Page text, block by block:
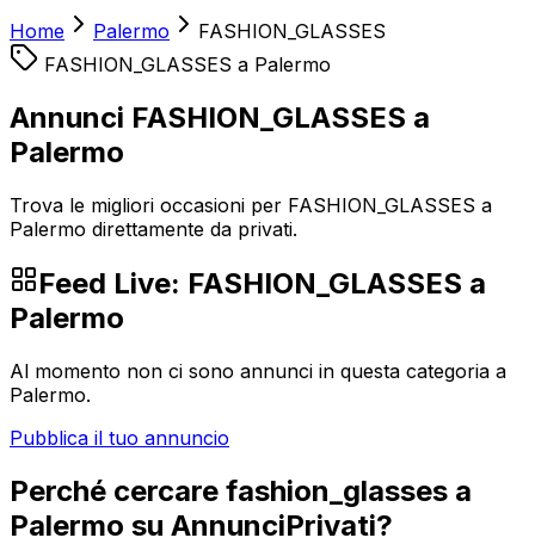
Home Palermo
FASHION_GLASSES
FASHION_GLASSES a Palermo
Annunci FASHION_GLASSES a
Palermo
Trova le migliori occasioni per FASHION_GLASSES a
Palermo direttamente da privati.
Feed Live: FASHION_GLASSES a
Palermo
Al momento non ci sono annunci in questa categoria a
Palermo.
Pubblica il tuo annuncio
Perché cercare fashion_glasses a
Palermo su AnnunciPrivati?